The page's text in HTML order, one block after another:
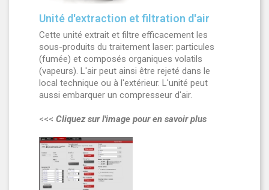
Unité d'extraction et filtration d'air
Cette unité extrait et filtre efficacement les
sous-produits du traitement laser: particules
(fumée) et composés organiques volatils
(vapeurs). L'air peut ainsi être rejeté dans le
local technique ou à l'extérieur. L'unité peut
aussi embarquer un compresseur d'air.
<<< Cliquez sur l'image pour en savoir plus